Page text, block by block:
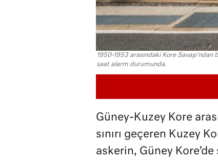
1950-1953 arasındaki Kore Savaşı'ndan
saat alarm durumunda.
Güney-Kuzey Kore
sınırı geçeren Kuzey
askerin, Güney Kore’de